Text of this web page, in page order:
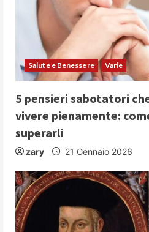
Salute e Benessere Varie
5 pensieri sabotatori
vivere pienamente:
superarli
zary 21 Gennaio 2026